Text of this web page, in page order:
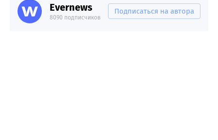
Evernews
8090 подписчиков
Подписаться на автора